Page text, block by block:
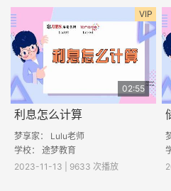
VIP
02:55
利息怎么计算
梦享家： Lulu老师
学校： 途梦教育
2023-11-13 | 9633 次播放